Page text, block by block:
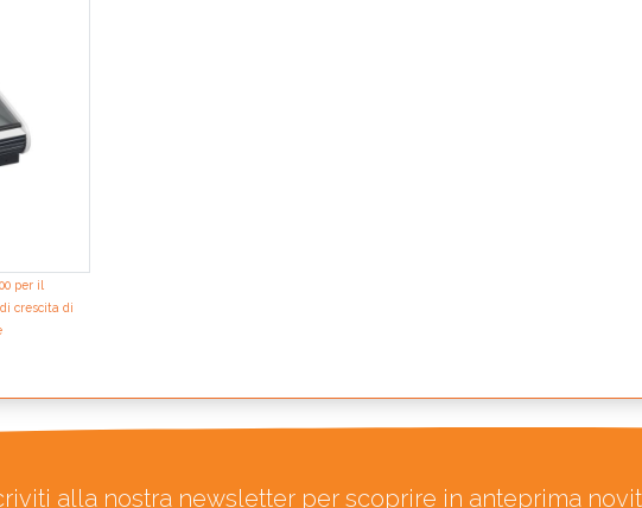
per il
crescita di
alla nostra newsletter per scoprire in anteprima